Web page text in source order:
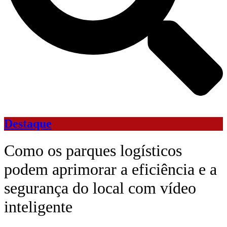
Destaque
Como os parques logísticos
podem aprimorar a eficiência e a
segurança do local com vídeo
inteligente